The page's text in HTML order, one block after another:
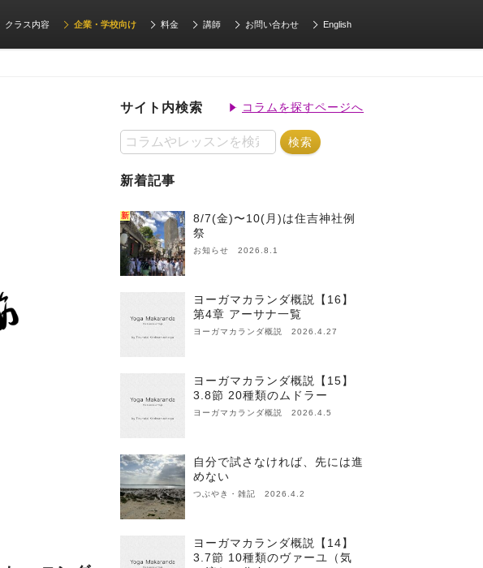
クラス内容 企業・学校向け 料金 講師 お問い合わせ English
サイト内検索 コラムを探すページへ
新着記事
新
8/7(金)〜10(月)は住吉神社例
祭
お知らせ 2026.8.1
ヨーガマカランダ概説【16】
第4章 アーサナ一覧
ヨーガマカランダ概説 2026.4.27
ヨーガマカランダ概説【15】
3.8節 20種類のムドラー
ヨーガマカランダ概説 2026.4.5
自分で試さなければ、先には進
めない
つぶやき・雑記 2026.4.2
ヨーガマカランダ概説【14】
3.7節 10種類のヴァーユ（気